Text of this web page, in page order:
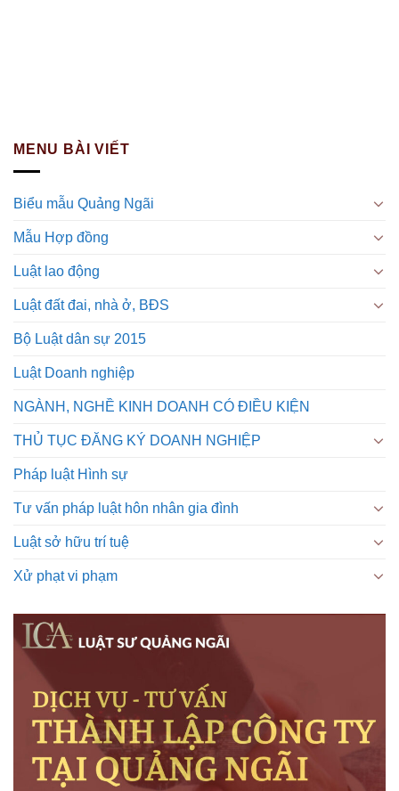
MENU BÀI VIẾT
Biểu mẫu Quảng Ngãi
Mẫu Hợp đồng
Luật lao động
Luật đất đai, nhà ở, BĐS
Bộ Luật dân sự 2015
Luật Doanh nghiệp
NGÀNH, NGHỀ KINH DOANH CÓ ĐIỀU KIỆN
THỦ TỤC ĐĂNG KÝ DOANH NGHIỆP
Pháp luật Hình sự
Tư vấn pháp luật hôn nhân gia đình
Luật sở hữu trí tuệ
Xử phạt vi phạm